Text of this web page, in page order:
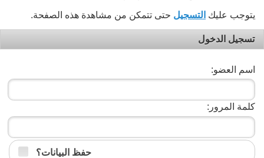
يتوجب عليك التسجيل حتى تتمكن من مشاهدة هذه الصفحة.
تسجيل الدخول
اسم العضو:
كلمة المرور:
حفظ البيانات؟